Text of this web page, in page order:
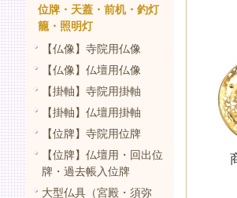
位牌・天蓋・前机・釣灯
籠・照明灯
【仏像】寺院用仏像
【仏像】仏壇用仏像
【掛軸】寺院用掛軸
【掛軸】仏壇用掛軸
【位牌】寺院用位牌
【位牌】仏壇用・回出位
牌・過去帳入位牌
大型仏具（宮殿・須弥